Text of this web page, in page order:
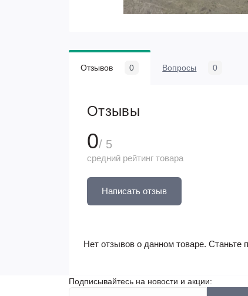
Отзывов 0 Вопросы 0
Отзывы
0/ 5
средний рейтинг товара
Написать отзыв
Нет отзывов о данном товаре. Станьте
Подписывайтесь на новости и акции: